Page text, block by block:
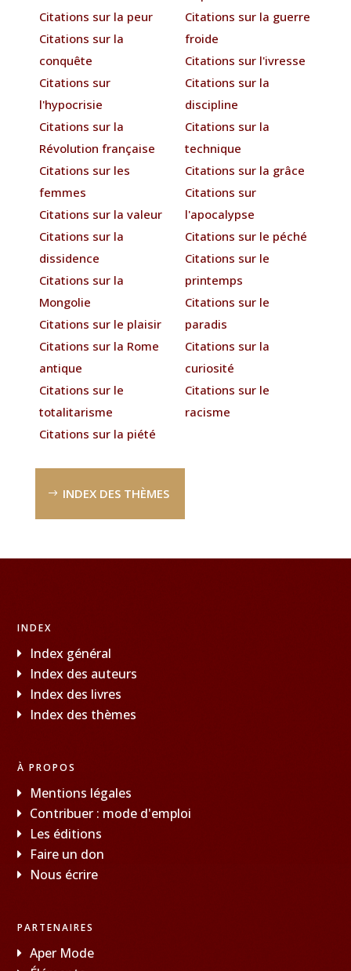
Citations sur la peur
Citations sur la
conquête
Citations sur
l'hypocrisie
Citations sur la
Révolution française
Citations sur les
femmes
Citations sur la valeur
Citations sur la
dissidence
Citations sur la
Mongolie
Citations sur le plaisir
Citations sur la Rome
antique
Citations sur le
totalitarisme
Citations sur la piété
Citations sur la guerre
froide
Citations sur l'ivresse
Citations sur la
discipline
Citations sur la
technique
Citations sur la grâce
Citations sur
l'apocalypse
Citations sur le péché
Citations sur le
printemps
Citations sur le
paradis
Citations sur la
curiosité
Citations sur le
racisme
INDEX DES THÈMES
INDEX
Index général
Index des auteurs
Index des livres
Index des thèmes
À PROPOS
Mentions légales
Contribuer : mode d'emploi
Les éditions
Faire un don
Nous écrire
PARTENAIRES
Aper Mode